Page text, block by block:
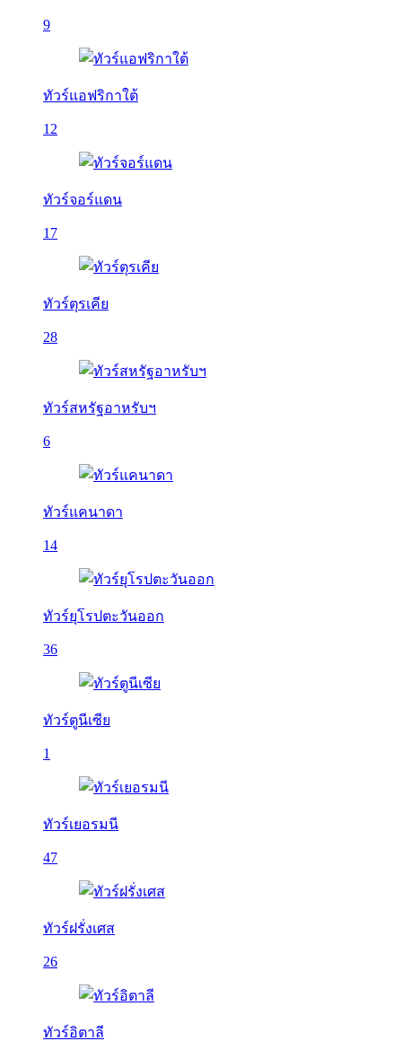
9
ทัวร์แอฟริกาใต้
12
ทัวร์จอร์แดน
17
ทัวร์ตุรเคีย
28
ทัวร์สหรัฐอาหรับฯ
6
ทัวร์แคนาดา
14
ทัวร์ยุโรปตะวันออก
36
ทัวร์ตูนีเซีย
1
ทัวร์เยอรมนี
47
ทัวร์ฝรั่งเศส
26
ทัวร์อิตาลี